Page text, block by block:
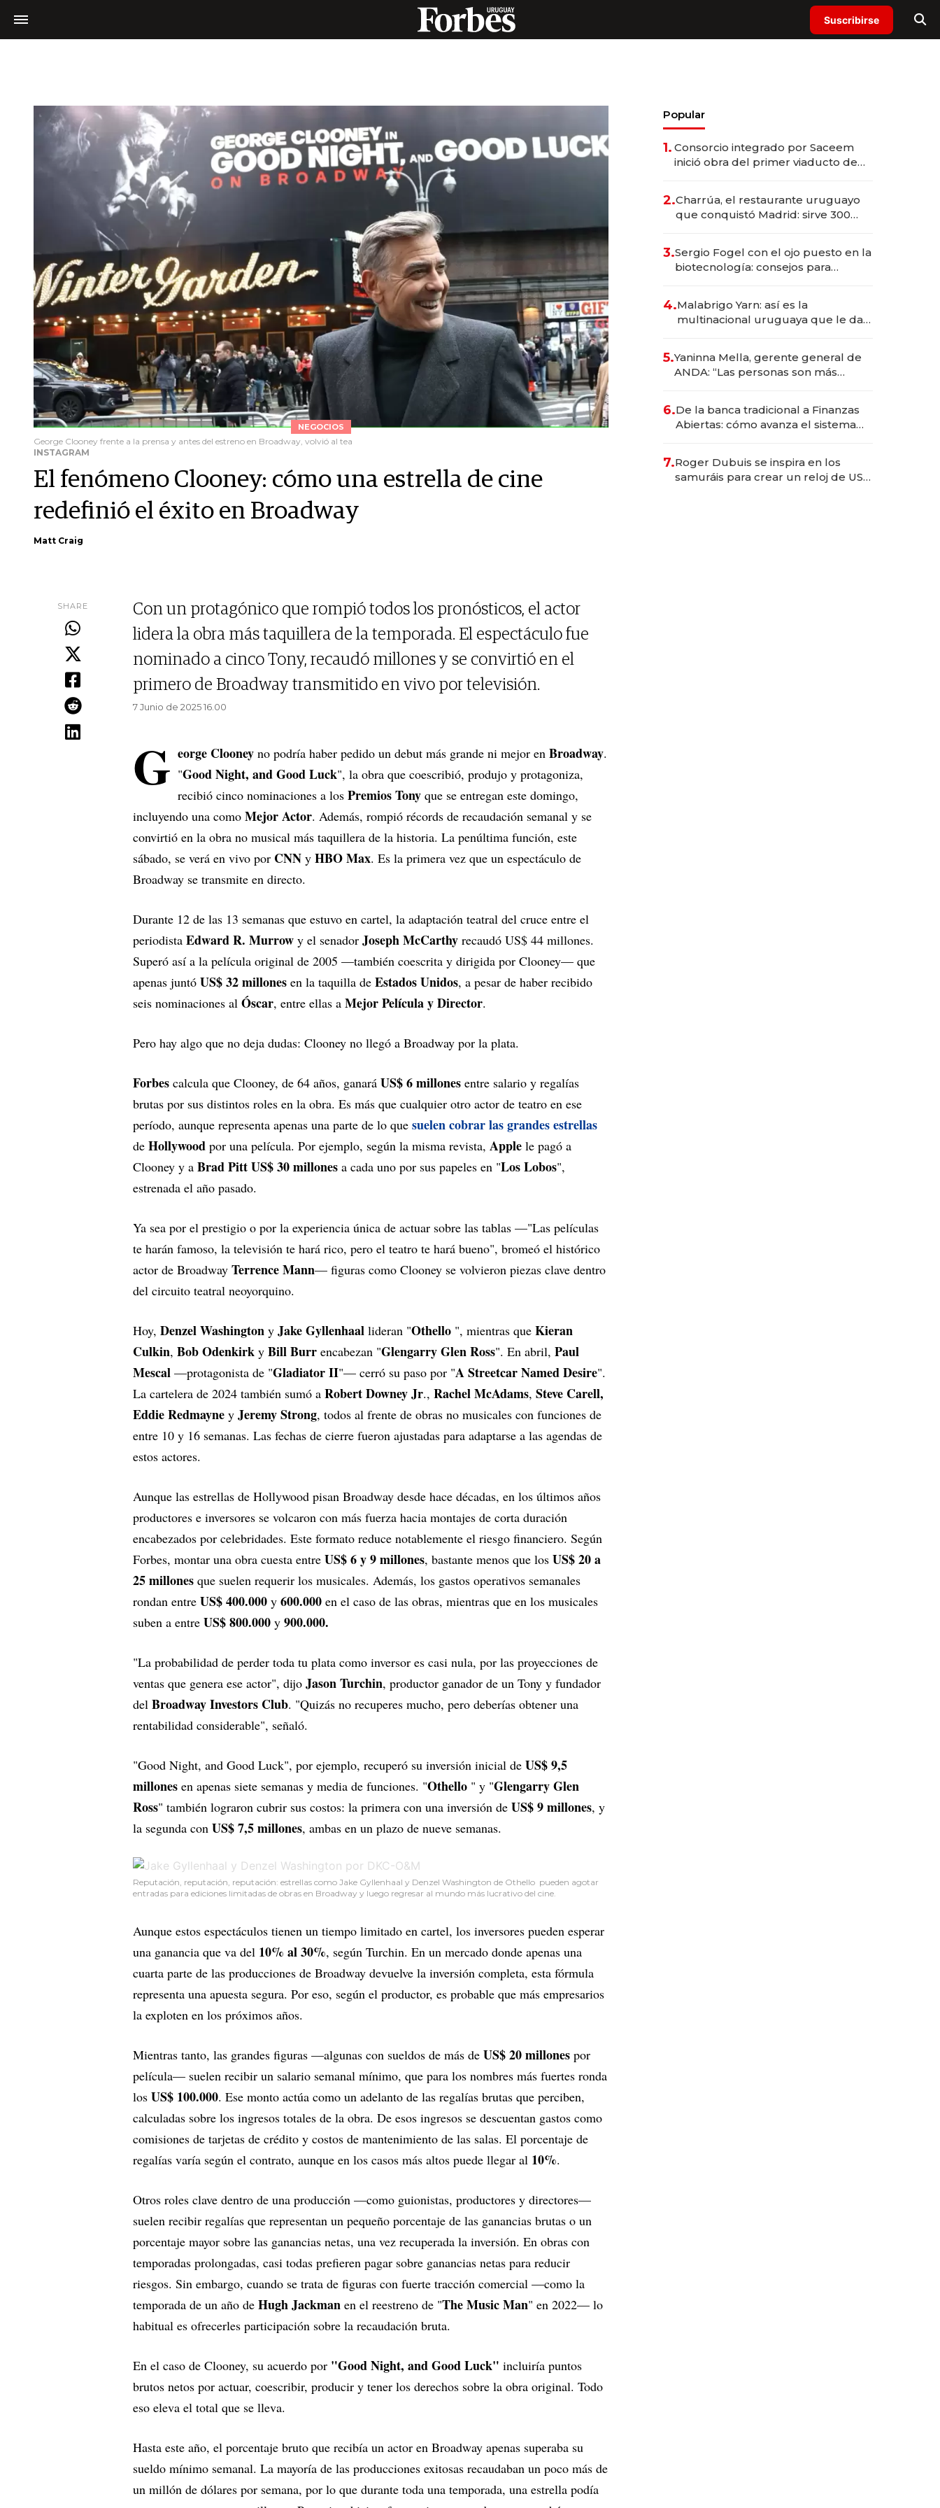
Suscribirse
NEGOCIOS
George Clooney frente a la prensa y antes del estreno en Broadway, volvió al tea
INSTAGRAM
El fenómeno Clooney: cómo una estrella de cine
redefinió el éxito en Broadway
Matt Craig
SHARE
Con un protagónico que rompió todos los pronósticos, el actor
lidera la obra más taquillera de la temporada. El espectáculo fue
nominado a cinco Tony, recaudó millones y se convirtió en el
primero de Broadway transmitido en vivo por televisión.
7 Junio de 2025 16.00
G eorge Clooney no podría haber pedido un debut más grande ni mejor en Broadway.
"Good Night, and Good Luck", la obra que coescribió, produjo y protagoniza,
recibió cinco nominaciones a los Premios Tony que se entregan este domingo,
incluyendo una como Mejor Actor. Además, rompió récords de recaudación semanal y se
convirtió en la obra no musical más taquillera de la historia. La penúltima función, este
sábado, se verá en vivo por CNN y HBO Max. Es la primera vez que un espectáculo de
Broadway se transmite en directo.
Durante 12 de las 13 semanas que estuvo en cartel, la adaptación teatral del cruce entre el
periodista Edward R. Murrow y el senador Joseph McCarthy recaudó US$ 44 millones.
Superó así a la película original de 2005 —también coescrita y dirigida por Clooney— que
apenas juntó US$ 32 millones en la taquilla de Estados Unidos, a pesar de haber recibido
seis nominaciones al Óscar, entre ellas a Mejor Película y Director.
Pero hay algo que no deja dudas: Clooney no llegó a Broadway por la plata.
Forbes calcula que Clooney, de 64 años, ganará US$ 6 millones entre salario y regalías
brutas por sus distintos roles en la obra. Es más que cualquier otro actor de teatro en ese
período, aunque representa apenas una parte de lo que suelen cobrar las grandes estrellas
de Hollywood por una película. Por ejemplo, según la misma revista, Apple le pagó a
Clooney y a Brad Pitt US$ 30 millones a cada uno por sus papeles en "Los Lobos",
estrenada el año pasado.
Ya sea por el prestigio o por la experiencia única de actuar sobre las tablas —"Las películas
te harán famoso, la televisión te hará rico, pero el teatro te hará bueno", bromeó el histórico
actor de Broadway Terrence Mann— figuras como Clooney se volvieron piezas clave dentro
del circuito teatral neoyorquino.
Hoy, Denzel Washington y Jake Gyllenhaal lideran "Othello ", mientras que Kieran
Culkin, Bob Odenkirk y Bill Burr encabezan "Glengarry Glen Ross". En abril, Paul
Mescal —protagonista de "Gladiator II"— cerró su paso por "A Streetcar Named Desire".
La cartelera de 2024 también sumó a Robert Downey Jr., Rachel McAdams, Steve Carell,
Eddie Redmayne y Jeremy Strong, todos al frente de obras no musicales con funciones de
entre 10 y 16 semanas. Las fechas de cierre fueron ajustadas para adaptarse a las agendas de
estos actores.
Aunque las estrellas de Hollywood pisan Broadway desde hace décadas, en los últimos años
productores e inversores se volcaron con más fuerza hacia montajes de corta duración
encabezados por celebridades. Este formato reduce notablemente el riesgo financiero. Según
Forbes, montar una obra cuesta entre US$ 6 y 9 millones, bastante menos que los US$ 20 a
25 millones que suelen requerir los musicales. Además, los gastos operativos semanales
rondan entre US$ 400.000 y 600.000 en el caso de las obras, mientras que en los musicales
suben a entre US$ 800.000 y 900.000.
"La probabilidad de perder toda tu plata como inversor es casi nula, por las proyecciones de
ventas que genera ese actor", dijo Jason Turchin, productor ganador de un Tony y fundador
del Broadway Investors Club. "Quizás no recuperes mucho, pero deberías obtener una
rentabilidad considerable", señaló.
"Good Night, and Good Luck", por ejemplo, recuperó su inversión inicial de US$ 9,5
millones en apenas siete semanas y media de funciones. "Othello " y "Glengarry Glen
Ross" también lograron cubrir sus costos: la primera con una inversión de US$ 9 millones, y
la segunda con US$ 7,5 millones, ambas en un plazo de nueve semanas.
Reputación, reputación, reputación: estrellas como Jake Gyllenhaal y Denzel Washington de Othello pueden agotar
entradas para ediciones limitadas de obras en Broadway y luego regresar al mundo más lucrativo del cine.
Aunque estos espectáculos tienen un tiempo limitado en cartel, los inversores pueden esperar
una ganancia que va del 10% al 30%, según Turchin. En un mercado donde apenas una
cuarta parte de las producciones de Broadway devuelve la inversión completa, esta fórmula
representa una apuesta segura. Por eso, según el productor, es probable que más empresarios
la exploten en los próximos años.
Mientras tanto, las grandes figuras —algunas con sueldos de más de US$ 20 millones por
película— suelen recibir un salario semanal mínimo, que para los nombres más fuertes ronda
los US$ 100.000. Ese monto actúa como un adelanto de las regalías brutas que perciben,
calculadas sobre los ingresos totales de la obra. De esos ingresos se descuentan gastos como
comisiones de tarjetas de crédito y costos de mantenimiento de las salas. El porcentaje de
regalías varía según el contrato, aunque en los casos más altos puede llegar al 10%.
Otros roles clave dentro de una producción —como guionistas, productores y directores—
suelen recibir regalías que representan un pequeño porcentaje de las ganancias brutas o un
porcentaje mayor sobre las ganancias netas, una vez recuperada la inversión. En obras con
temporadas prolongadas, casi todas prefieren pagar sobre ganancias netas para reducir
riesgos. Sin embargo, cuando se trata de figuras con fuerte tracción comercial —como la
temporada de un año de Hugh Jackman en el reestreno de "The Music Man" en 2022— lo
habitual es ofrecerles participación sobre la recaudación bruta.
En el caso de Clooney, su acuerdo por "Good Night, and Good Luck" incluiría puntos
brutos netos por actuar, coescribir, producir y tener los derechos sobre la obra original. Todo
eso eleva el total que se lleva.
Hasta este año, el porcentaje bruto que recibía un actor en Broadway apenas superaba su
sueldo mínimo semanal. La mayoría de las producciones exitosas recaudaban un poco más de
un millón de dólares por semana, por lo que durante toda una temporada, una estrella podía
Popular
1. Consorcio integrado por Saceem
inició obra del primer viaducto de
millones
2.Charrúa, el restaurante uruguayo
que conquistó Madrid: sirve 300
prepara apertura
3.Sergio Fogel con el ojo puesto en la
biotecnología: consejos para
4.Malabrigo Yarn: así es la
multinacional uruguaya que le da
5.Yaninna Mella, gerente general de
ANDA: “Las personas son más
6.De la banca tradicional a Finanzas
Abiertas: cómo avanza el sistema
7.Roger Dubuis se inspira en los
samuráis para crear un reloj de US$